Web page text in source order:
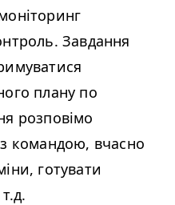
Завдання
плану по
розповімо
командою, вчасно
готувати